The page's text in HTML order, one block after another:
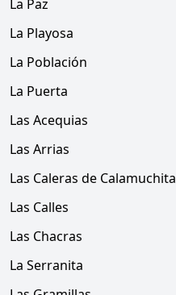
La Paz
La Playosa
La Población
La Puerta
Las Acequias
Las Arrias
Las Caleras de Calamuchita
Las Calles
Las Chacras
La Serranita